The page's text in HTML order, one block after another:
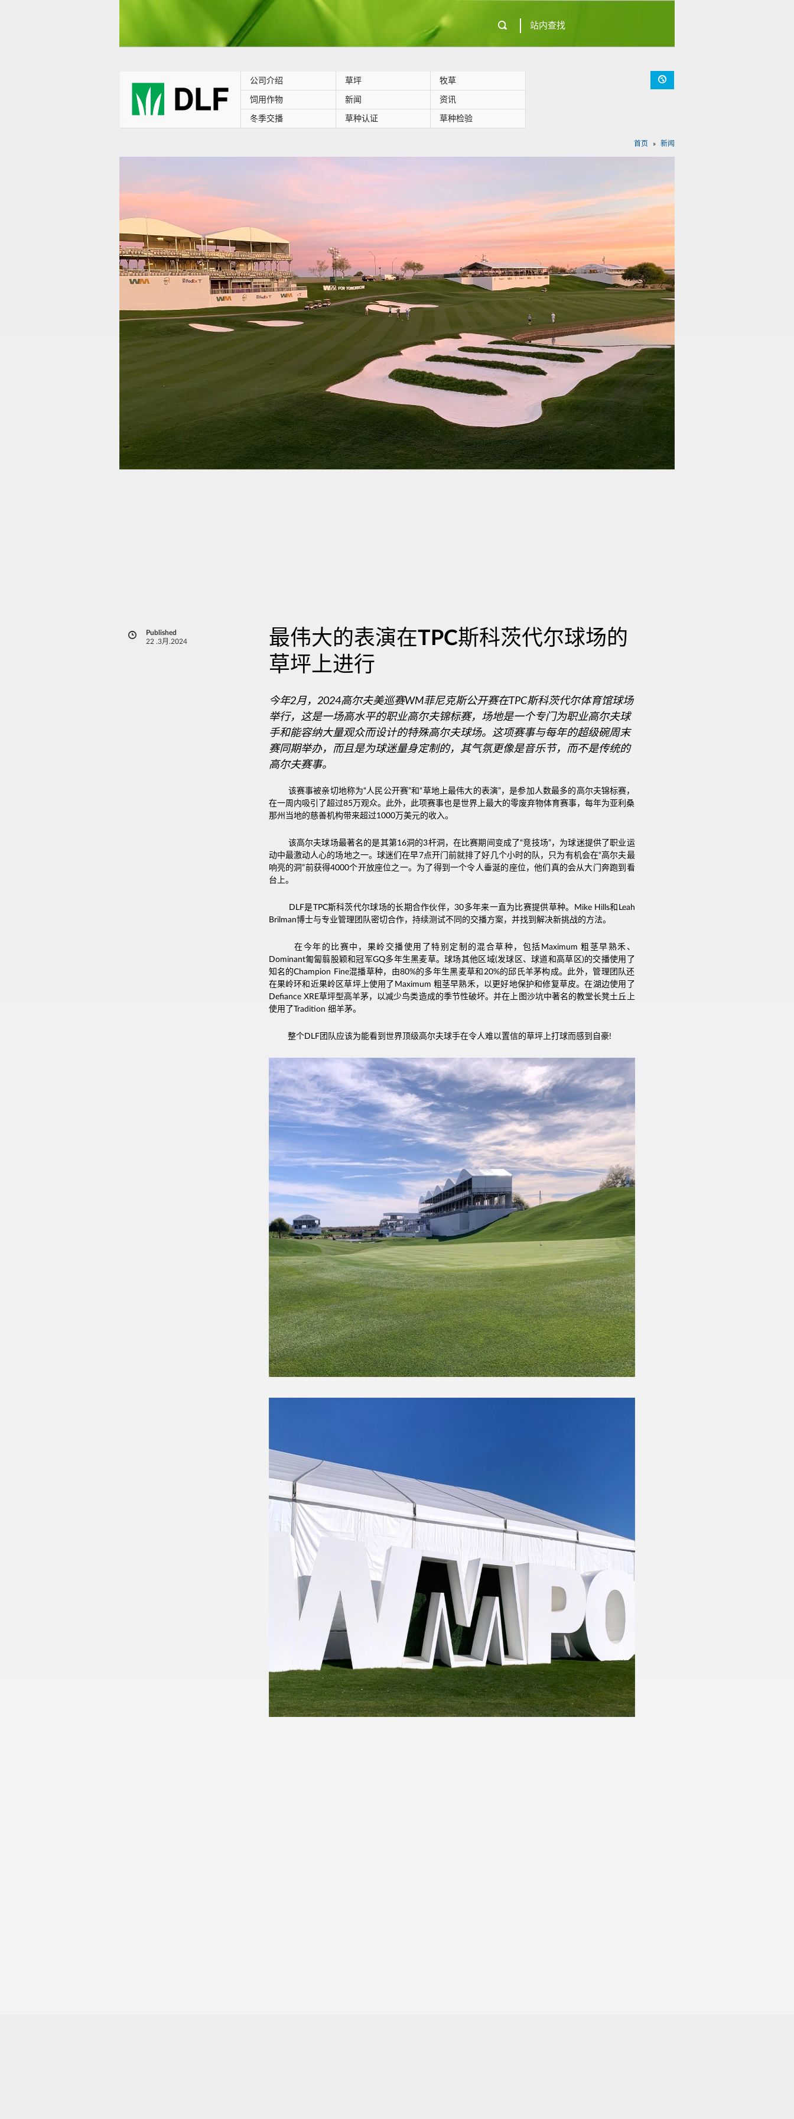
公司介绍 草坪 牧草
饲用作物 新闻 资讯
冬季交播 草种认证 草种检验
首页 新闻
e
Published
22 .3月.2024
最伟大的表演在TPC斯科茨代尔球场的
草坪上进行
今年2月，2024高尔夫美巡赛WM菲尼克斯公开赛在TPC斯科茨代尔体育馆球场
举行，这是一场高水平的职业高尔夫锦标赛，场地是一个专门为职业高尔夫球
手和能容纳大量观众而设计的特殊高尔夫球场。这项赛事与每年的超级碗周末
赛同期举办，而且是为球迷量身定制的，其气氛更像是音乐节，而不是传统的
高尔夫赛事。
该赛事被亲切地称为“人民公开赛”和“草地上最伟大的表演”，是参加人数最多的高尔夫锦标赛，
在一周内吸引了超过85万观众。此外，此项赛事也是世界上最大的零废弃物体育赛事，每年为亚利桑
那州当地的慈善机构带来超过1000万美元的收入。
该高尔夫球场最著名的是其第16洞的3杆洞，在比赛期间变成了“竞技场”，为球迷提供了职业运
动中最激动人心的场地之一。球迷们在早7点开门前就排了好几个小时的队，只为有机会在“高尔夫最
响亮的洞”前获得4000个开放座位之一。为了得到一个令人垂涎的座位，他们真的会从大门奔跑到看
台上。
DLF是TPC斯科茨代尔球场的长期合作伙伴，30多年来一直为比赛提供草种。Mike Hills和Leah
Brilman博士与专业管理团队密切合作，持续测试不同的交播方案，并找到解决新挑战的方法。
在今年的比赛中，果岭交播使用了特别定制的混合草种，包括Maximum 粗茎早熟禾、
Dominant匍匐翦股颖和冠军GQ多年生黑麦草。球场其他区域(发球区、球道和高草区)的交播使用了
知名的Champion Fine混播草种，由80%的多年生黑麦草和20%的邱氏羊茅构成。此外，管理团队还
在果岭环和近果岭区草坪上使用了Maximum 粗茎早熟禾，以更好地保护和修复草皮。在湖边使用了
Defiance XRE草坪型高羊茅，以减少鸟类造成的季节性破坏。并在上图沙坑中著名的教堂长凳土丘上
使用了Tradition 细羊茅。
整个DLF团队应该为能看到世界顶级高尔夫球手在令人难以置信的草坪上打球而感到自豪!